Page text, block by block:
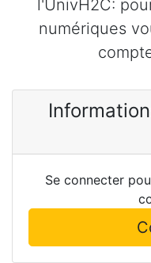
l'UnivH2C:
numériques
Se connecter